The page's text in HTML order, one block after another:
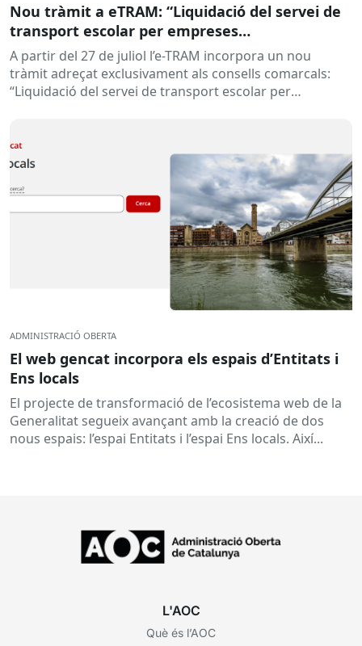
Nou tràmit a eTRAM: “Liquidació del servei de
transport escolar per empreses
concessionàries”
A partir del 27 de juliol l’e-TRAM incorpora un nou
tràmit adreçat exclusivament als consells comarcals:
“Liquidació del servei de transport escolar per
ADMINISTRACIÓ OBERTA
El web gencat incorpora els espais d’Entitats i
Ens locals
El projecte de transformació de l’ecosistema web de la
Generalitat segueix avançant amb la creació de dos
nous espais: l’espai Entitats i l’espai Ens locals. Així...
L'AOC
Què és l’AOC